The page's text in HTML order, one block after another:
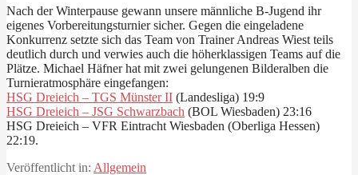
Nach der Winterpause gewann unsere männliche B-Jugend ihr
eigenes Vorbereitungsturnier sicher. Gegen die eingeladene
Konkurrenz setzte sich das Team von Trainer Andreas Wiest teils
deutlich durch und verwies auch die höherklassigen Teams auf die
Plätze. Michael Häfner hat mit zwei gelungenen Bilderalben die
Turnieratmosphäre eingefangen:
HSG Dreieich – TGS Münster II (Landesliga) 19:9
HSG Dreieich – JSG Schwarzbach (BOL Wiesbaden) 23:16
HSG Dreieich – VFR Eintracht Wiesbaden (Oberliga Hessen)
22:19.
Veröffentlicht in: Allgemein